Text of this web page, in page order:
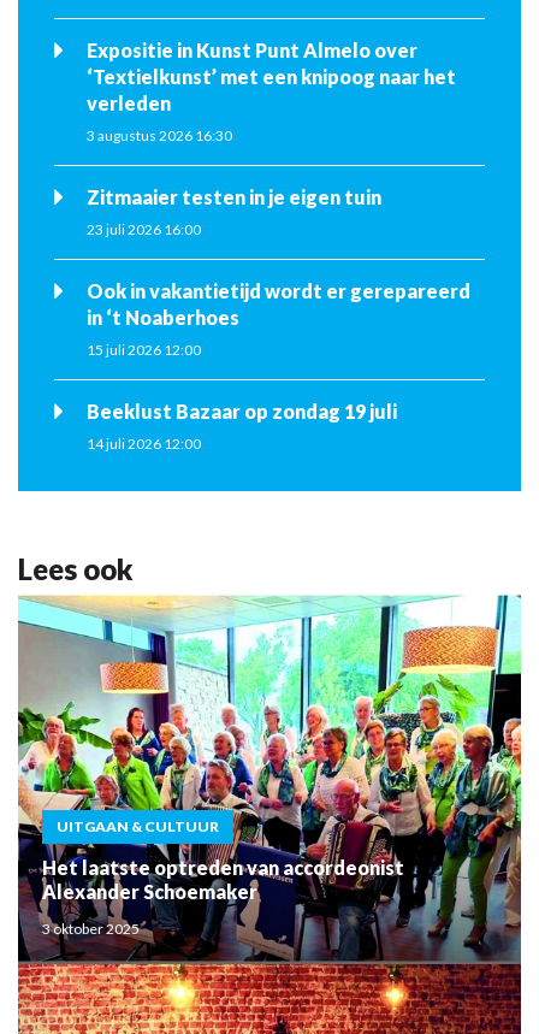
Expositie in Kunst Punt Almelo over
‘Textielkunst’ met een knipoog naar het
verleden
3 augustus 2026 16:30
Zitmaaier testen in je eigen tuin
23 juli 2026 16:00
Ook in vakantietijd wordt er gerepareerd
in ‘t Noaberhoes
15 juli 2026 12:00
Beeklust Bazaar op zondag 19 juli
14 juli 2026 12:00
Lees ook
UITGAAN & CULTUUR
Het laatste optreden van accordeonist
Alexander Schoemaker
3 oktober 2025